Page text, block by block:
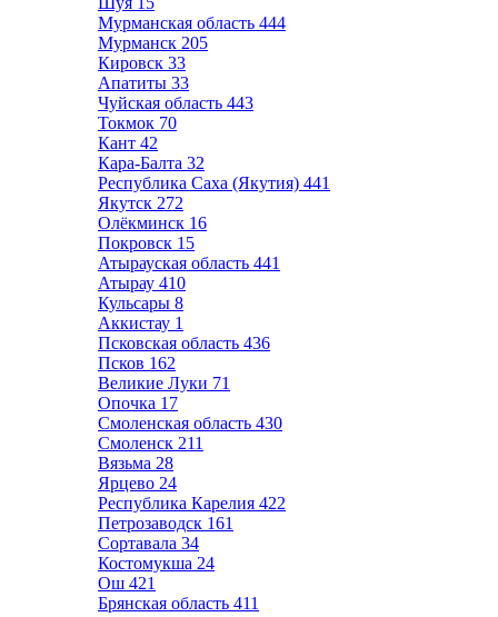
Мурманская область 444
Мурманск 205
Кировск 33
Апатиты 33
Чуйская область 443
Токмок 70
Кант 42
Кара-Балта 32
Республика Саха (Якутия) 441
Якутск 272
Олёкминск 16
Покровск 15
Атырауская область 441
Атырау 410
Кульсары 8
Аккистау 1
Псковская область 436
Псков 162
Великие Луки 71
Опочка 17
Смоленская область 430
Смоленск 211
Вязьма 28
Ярцево 24
Республика Карелия 422
Петрозаводск 161
Сортавала 34
Костомукша 24
Ош 421
Брянская область 411